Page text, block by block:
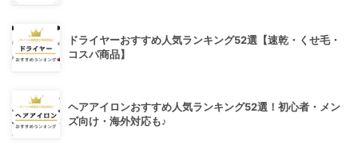
ドライヤーおすすめ人気ランキング52選【速乾・くせ毛・
コスパ商品】
ヘアアイロンおすすめ人気ランキング52選！初心者・メン
ズ向け・海外対応も♪